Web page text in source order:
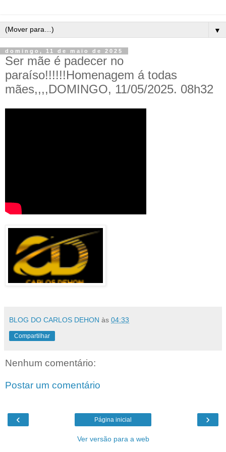
▼
domingo, 11 de maio de 2025
Ser mãe é padecer no
paraíso!!!!!!Homenagem á todas
mães,,,,DOMINGO, 11/05/2025. 08h32
BLOG DO CARLOS DEHON às 04:33
Compartilhar
Nenhum comentário:
Postar um comentário
‹ ›
Página inicial
Ver versão para a web